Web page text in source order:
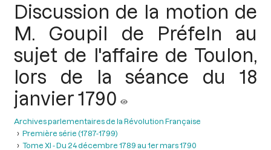
Discussion de la motion de
M. Goupil de Préfeln au
sujet de l'affaire de Toulon,
lors de la séance du 18
janvier 1790
Archives parlementaires de la Révolution Française
Première série (1787-1799)
Tome XI - Du 24 décembre 1789 au 1er mars 1790